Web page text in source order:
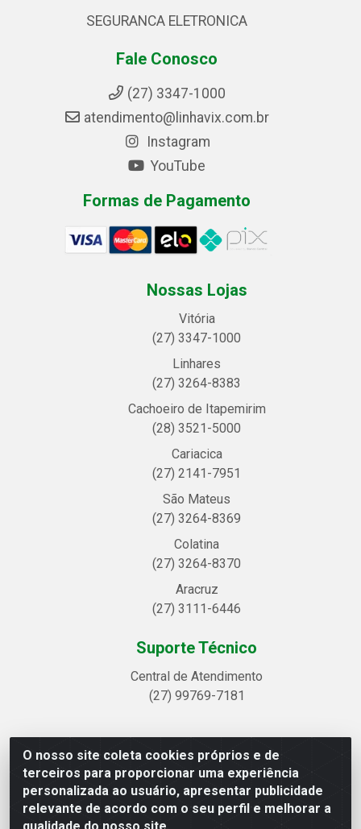
O nosso site coleta cookies próprios e de
terceiros para proporcionar uma experiência
personalizada ao usuário, apresentar publicidade
relevante de acordo com o seu perfil e melhorar a
SEGURANCA ELETRONICA
Fale Conosco
(27) 3347-1000
atendimento@linhavix.com.br
Instagram
YouTube
Formas de Pagamento
Nossas Lojas
Vitória
(27) 3347-1000
Linhares
(27) 3264-8383
Cachoeiro de Itapemirim
(28) 3521-5000
Cariacica
(27) 2141-7951
São Mateus
(27) 3264-8369
Colatina
(27) 3264-8370
Aracruz
(27) 3111-6446
Suporte Técnico
Central de Atendimento
(27) 99769-7181
Linhavix Distribuidora LTDA - Avenida Alegre, 2521 -
Quadra314 Lote 05 e 07 - Shell, Linhares/ES - CEP
29.901-605 - CNPJ 20.857.514/0001-75